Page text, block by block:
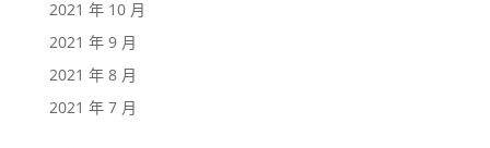
2021 年 10 月
2021 年 9 月
2021 年 8 月
2021 年 7 月